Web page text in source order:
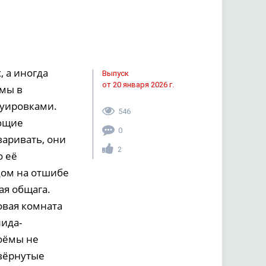
а иногда
в
они
её
на отшибе
общага.
комната
не
Выпуск
от 20 января 2026 г.
546
0
2